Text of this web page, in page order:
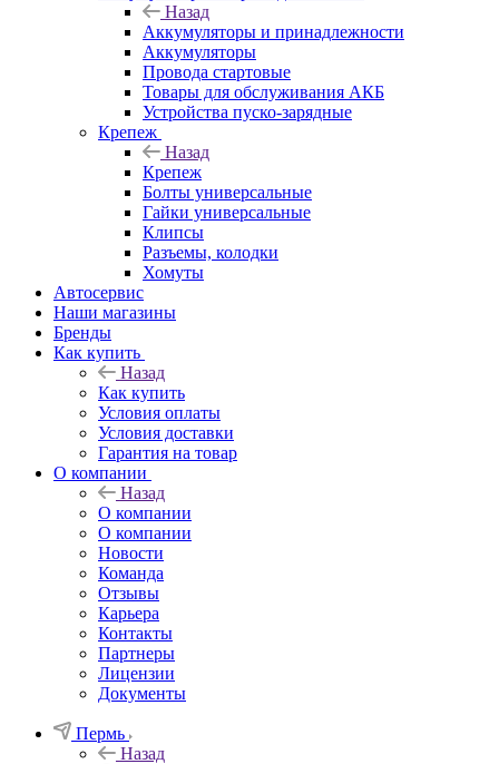
Назад
Аккумуляторы и принадлежности
Аккумуляторы
Провода стартовые
Товары для обслуживания АКБ
Устройства пуско-зарядные
Крепеж
Назад
Крепеж
Болты универсальные
Гайки универсальные
Клипсы
Разъемы, колодки
Хомуты
Автосервис
Наши магазины
Бренды
Как купить
Назад
Как купить
Условия оплаты
Условия доставки
Гарантия на товар
О компании
Назад
О компании
О компании
Новости
Команда
Отзывы
Карьера
Контакты
Партнеры
Лицензии
Документы
Пермь
Назад